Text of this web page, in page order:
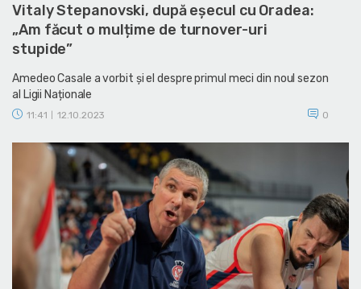
Vitaly Stepanovski, după eșecul cu Oradea:
„Am făcut o mulțime de turnover-uri
stupide”
Amedeo Casale a vorbit și el despre primul meci din noul sezon
al Ligii Naționale
11:41 12.10.2023 0